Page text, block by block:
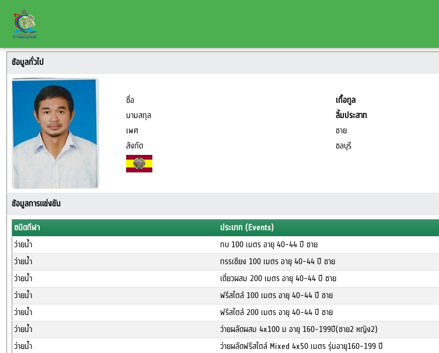
ข้อมูลทั่วไป
ชื่อ
เกื้อกูล
นามสกุล
ลิ้มประสาท
เพศ
ชาย
สังกัด
ชลบุรี
ข้อมูลการแข่งขัน
ชนิดกีฬา
ประเภท (Events)
ว่ายน้ำ
กบ 100 เมตร อายุ 40-44 ปี ชาย
ว่ายน้ำ
กรรเชียง 100 เมตร อายุ 40-44 ปี ชาย
ว่ายน้ำ
เดี่ยวผสม 200 เมตร อายุ 40-44 ปี ชาย
ว่ายน้ำ
ฟรีสไตล์ 100 เมตร อายุ 40-44 ปี ชาย
ว่ายน้ำ
ฟรีสไตล์ 200 เมตร อายุ 40-44 ปี ชาย
ว่ายน้ำ
ว่ายผลัดผสม 4x100 ม อายุ 160-199ปี(ชาย2 หญิง2)
ว่ายน้ำ
ว่ายผลัดฟรีสไตล์ Mixed 4x50 เมตร รุ่นอายุ160-199 ปี